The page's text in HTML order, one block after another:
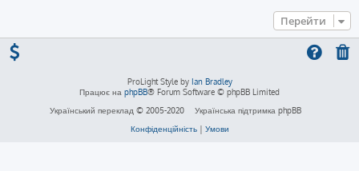
Перейти
ProLight Style by Ian Bradley
Працює на phpBB® Forum Software © phpBB Limited
Український переклад © 2005-2020
Українська підтримка phpBB
Конфіденційність| Умови